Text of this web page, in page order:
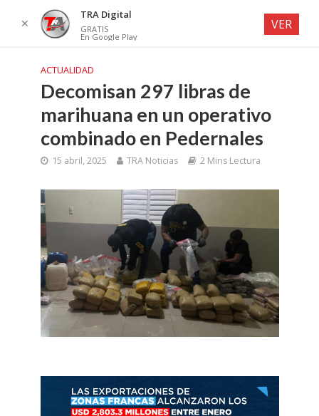
ACTUALIDAD
Decomisan 297 libras de
marihuana en un operativo
combinado en Pedernales
15 abril, 2025 TRA Noticias 2 Mins Lectura
✕
TRA Digital
GRATIS
En Google Play
VER